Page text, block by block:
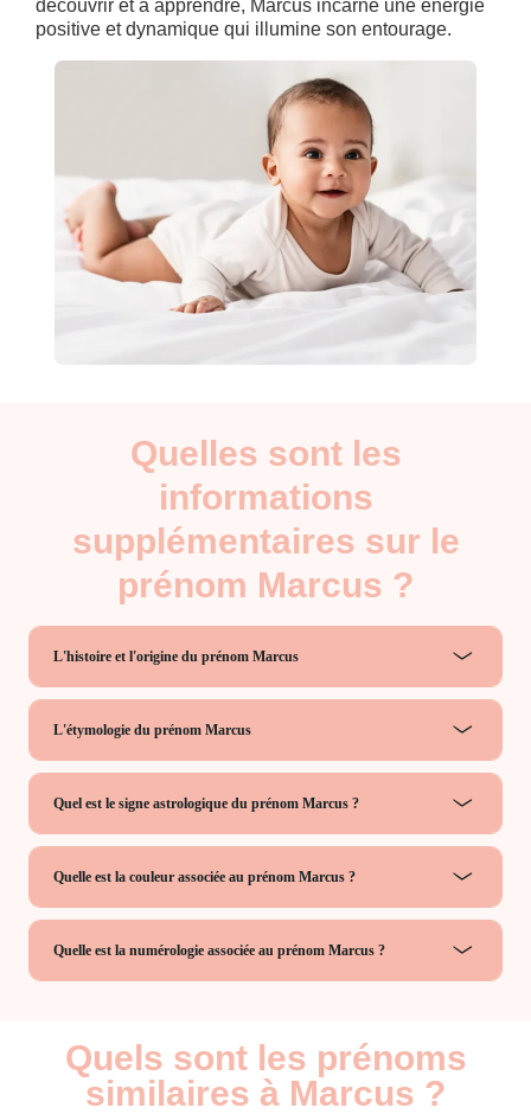
découvrir et à apprendre, Marcus incarne une énergie
positive et dynamique qui illumine son entourage.
Quelles sont les
informations
supplémentaires sur le
prénom Marcus ?
L'histoire et l'origine du prénom Marcus
L'étymologie du prénom Marcus
Quel est le signe astrologique du prénom Marcus ?
Quelle est la couleur associée au prénom Marcus ?
Quelle est la numérologie associée au prénom Marcus ?
Quels sont les prénoms
similaires à Marcus ?